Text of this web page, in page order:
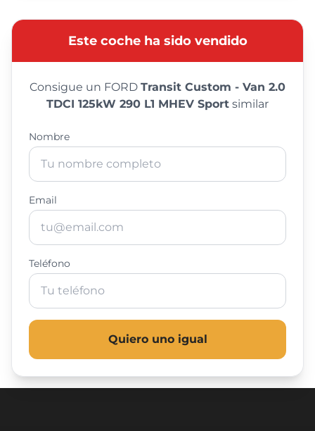
Este coche ha sido vendido
Consigue un FORD Transit Custom - Van 2.0
TDCI 125kW 290 L1 MHEV Sport similar
Nombre
Email
Teléfono
Quiero uno igual